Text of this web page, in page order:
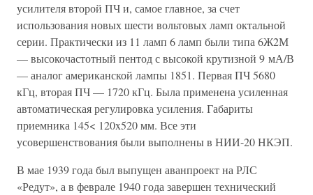
усилителя второй ПЧ и, самое главное, за счет
использования новых шести вольтовых ламп октальной
серии. Практически из 11 ламп 6 ламп были типа 6Ж2М
— высокочастотный пентод с высокой крутизной 9 мА/В
— аналог американской лампы 1851. Первая ПЧ 5680
кГц, вторая ПЧ — 1720 кГц. Была применена усиленная
автоматическая регулировка усиления. Габариты
приемника 145< 120x520 мм. Все эти
усовершенствования были выполнены в НИИ-20 НКЭП.
В мае 1939 года был выпущен аванпроект на РЛС
«Редут», а в феврале 1940 года завершен технический